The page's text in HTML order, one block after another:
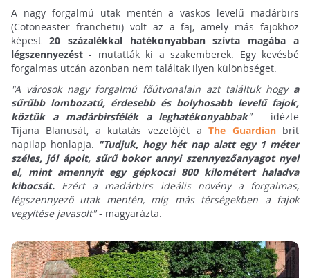
A nagy forgalmú utak mentén a vaskos levelű madárbirs
(Cotoneaster franchetii) volt az a faj, amely más fajokhoz
képest 20 százalékkal hatékonyabban szívta magába a
légszennyezést- mutatták ki a szakemberek. Egy kevésbé
forgalmas utcán azonban nem találtak ilyen különbséget.
"A városok nagy forgalmú főútvonalain azt találtuk hogy a
sűrűbb lombozatú, érdesebb és bolyhosabb levelű fajok,
köztük a madárbirsfélék a leghatékonyabbak"- idézte
Tijana Blanusát, a kutatás vezetőjét aThe Guardianbrit
napilap honlapja. "Tudjuk, hogy hét nap alatt egy 1 méter
széles, jól ápolt, sűrű bokor annyi szennyezőanyagot nyel
el, mint amennyit egy gépkocsi 800 kilométert haladva
kibocsát. Ezért a madárbirs ideális növény a forgalmas,
légszennyező utak mentén, míg más térségekben a fajok
vegyítése javasolt"- magyarázta.